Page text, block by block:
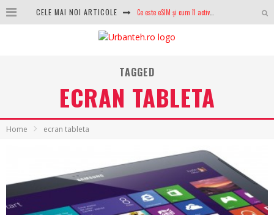
CELE MAI NOI ARTICOLE
Analiza producției fotovoltaice în România – cât produce un sistem solar pe timp de iarnă?
Ce este eSIM și cum îl activezi pe telefon? Ghid complet pentru Android și iPhone
TAGGED
ECRAN TABLETA
Home ecran tableta